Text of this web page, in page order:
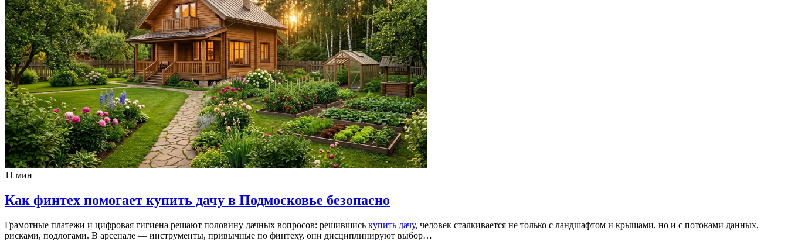
11 мин
Как финтех помогает купить дачу в Подмосковье безопасно
Грамотные платежи и цифровая гигиена решают половину дачных вопросов: решившись купить дачу, человек сталкивается не только с ландшафтом и крышами, но и с потоками данных,
рисками, подлогами. В арсенале — инструменты, привычные по финтеху, они дисциплинируют выбор…